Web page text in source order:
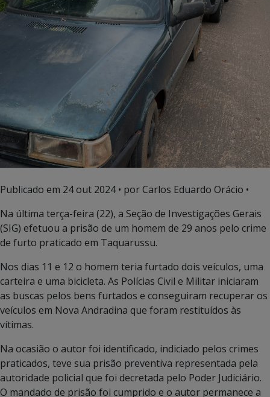
Publicado em 24 out 2024• por Carlos Eduardo Orácio •
Na última terça-feira (22), a Seção de Investigações Gerais
(SIG) efetuou a prisão de um homem de 29 anos pelo crime
de furto praticado em Taquarussu.
Nos dias 11 e 12 o homem teria furtado dois veículos, uma
carteira e uma bicicleta. As Polícias Civil e Militar iniciaram
as buscas pelos bens furtados e conseguiram recuperar os
veículos em Nova Andradina que foram restituídos às
vítimas.
Na ocasião o autor foi identificado, indiciado pelos crimes
praticados, teve sua prisão preventiva representada pela
autoridade policial que foi decretada pelo Poder Judiciário.
O mandado de prisão foi cumprido e o autor permanece a